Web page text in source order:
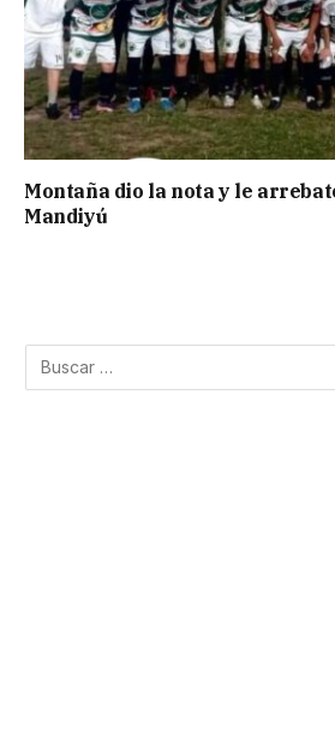
Montaña dio la nota y le
Mandiyú